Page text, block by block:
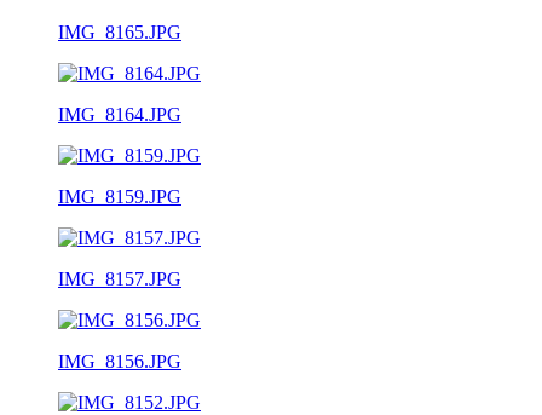
IMG_8165.JPG
IMG_8164.JPG
IMG_8159.JPG
IMG_8157.JPG
IMG_8156.JPG